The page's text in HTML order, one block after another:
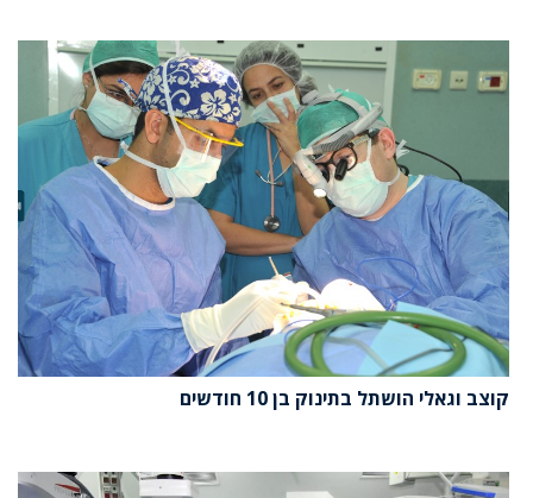
קוצב וגאלי הושתל בתינוק בן 10 חודשים